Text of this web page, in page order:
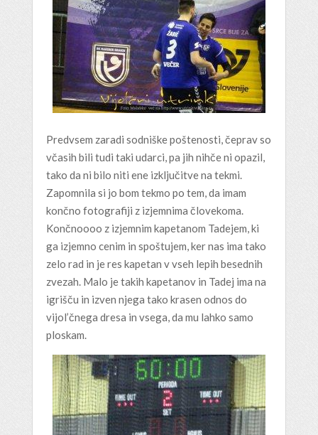
Predvsem zaradi sodniške poštenosti, čeprav so
včasih bili tudi taki udarci, pa jih nihče ni opazil,
tako da ni bilo niti ene izključitve na tekmi.
Zapomnila si jo bom tekmo po tem, da imam
končno fotografiji z izjemnima človekoma.
Končnoooo z izjemnim kapetanom Tadejem, ki
ga izjemno cenim in spoštujem, ker nas ima tako
zelo rad in je res kapetan v vseh lepih besednih
zvezah. Malo je takih kapetanov in Tadej ima na
igrišču in izven njega tako krasen odnos do
vijol’čnega dresa in vsega, da mu lahko samo
ploskam.